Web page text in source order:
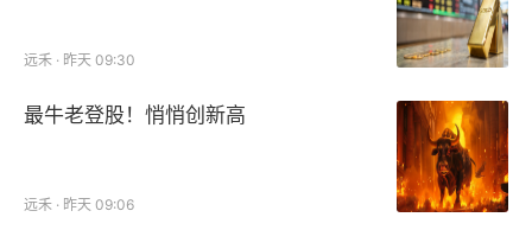
远禾 · 昨天 09:30
最牛老登股！悄悄创新高
远禾 · 昨天 09:06